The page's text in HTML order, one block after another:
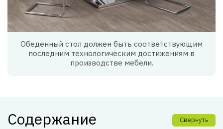
Обеденный стол должен быть соответствующим
последним технологическим достижениям в
производстве мебели.
Содержание Свернуть